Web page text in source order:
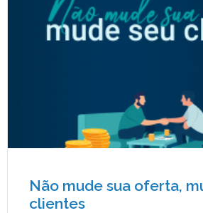
Não mude sua oferta,
clientes